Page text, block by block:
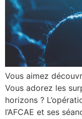
Vous aimez
Vous adorez les
horizons ?
l’AFCAE et ses